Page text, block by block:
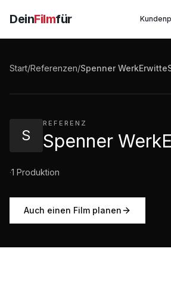
DeinFilmfür
Start/Referenzen/Spenner
S
REFERENZ
Spenner
·1 Produktion
Auch einen Film planen
Spenner